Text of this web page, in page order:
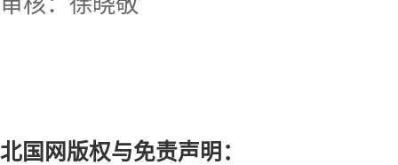
北国网版权与免责声明：